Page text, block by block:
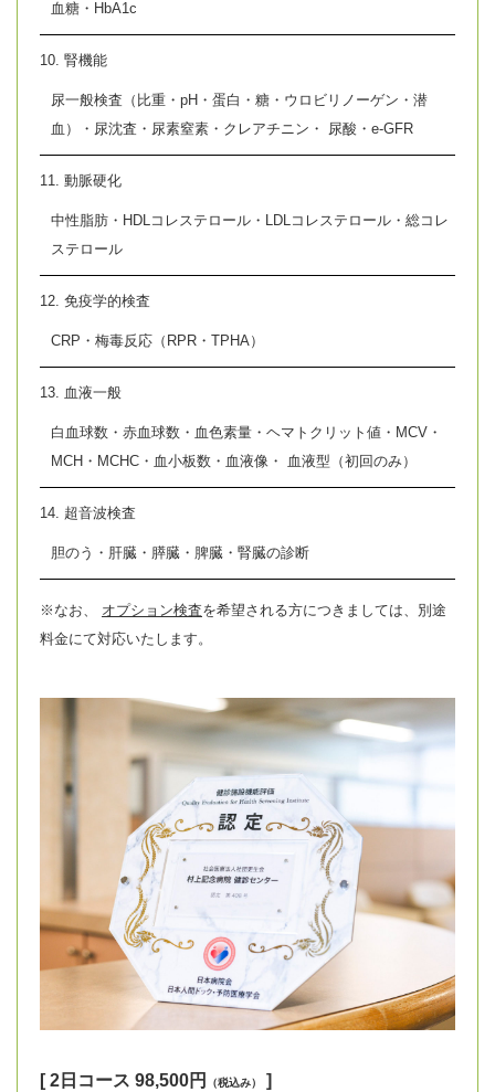
血糖・HbA1c
10. 腎機能
尿一般検査（比重・pH・蛋白・糖・ウロビリノーゲン・潜
血）・尿沈査・尿素窒素・クレアチニン・ 尿酸・e-GFR
11. 動脈硬化
中性脂肪・HDLコレステロール・LDLコレステロール・総コレ
ステロール
12. 免疫学的検査
CRP・梅毒反応（RPR・TPHA）
13. 血液一般
白血球数・赤血球数・血色素量・ヘマトクリット値・MCV・
MCH・MCHC・血小板数・血液像・ 血液型（初回のみ）
14. 超音波検査
胆のう・肝臓・膵臓・脾臓・腎臓の診断
※なお、 オプション検査を希望される方につきましては、別途
料金にて対応いたします。
[ 2日コース 98,500円 （税込み） ]